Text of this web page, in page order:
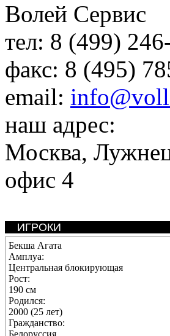
Волей Сервис
тел: 8 (499)
факс: 8 (495)
email:
наш адрес:
Москва,
офис 4
ИГРОКИ
Бекша Агата
Амплуа:
Центральная блокирующая
Рост:
190 см
Родился:
2000 (25 лет)
Гражданство:
Белоруссия